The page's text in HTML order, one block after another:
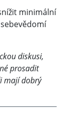
minimální
diskusi,
prosadit
mají dobrý